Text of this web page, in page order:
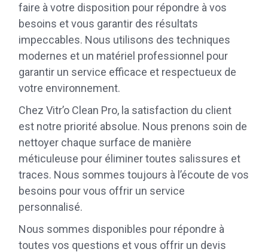
faire à votre disposition pour répondre à vos
besoins et vous garantir des résultats
impeccables. Nous utilisons des techniques
modernes et un matériel professionnel pour
garantir un service efficace et respectueux de
votre environnement.
Chez Vitr’o Clean Pro, la satisfaction du client
est notre priorité absolue. Nous prenons soin de
nettoyer chaque surface de manière
méticuleuse pour éliminer toutes salissures et
traces. Nous sommes toujours à l’écoute de vos
besoins pour vous offrir un service
personnalisé.
Nous sommes disponibles pour répondre à
toutes vos questions et vous offrir un devis